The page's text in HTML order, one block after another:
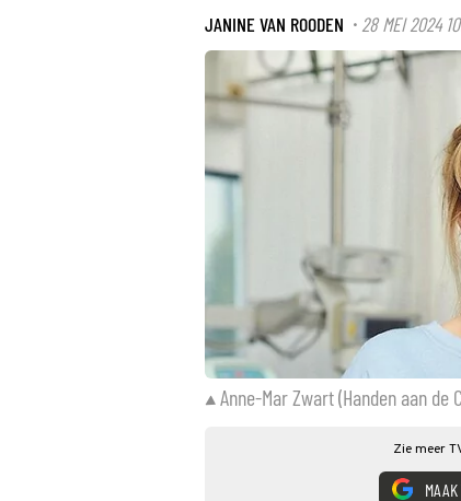
JANINE VAN ROODEN · 28 MEI 2024
Anne-Mar Zwart (Handen aan de
Zie meer